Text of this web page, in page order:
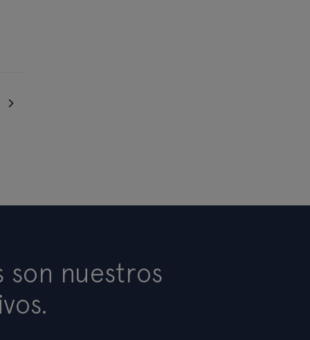
son nuestros